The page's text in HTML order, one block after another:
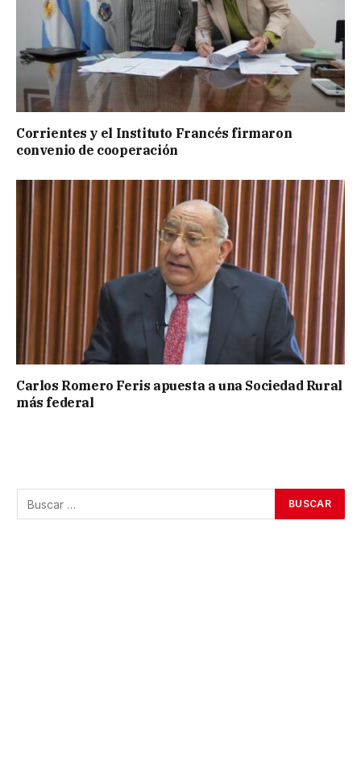
Corrientes y el Instituto Francés firmaron
convenio de cooperación
Carlos Romero Feris apuesta a una Sociedad Rural
más federal